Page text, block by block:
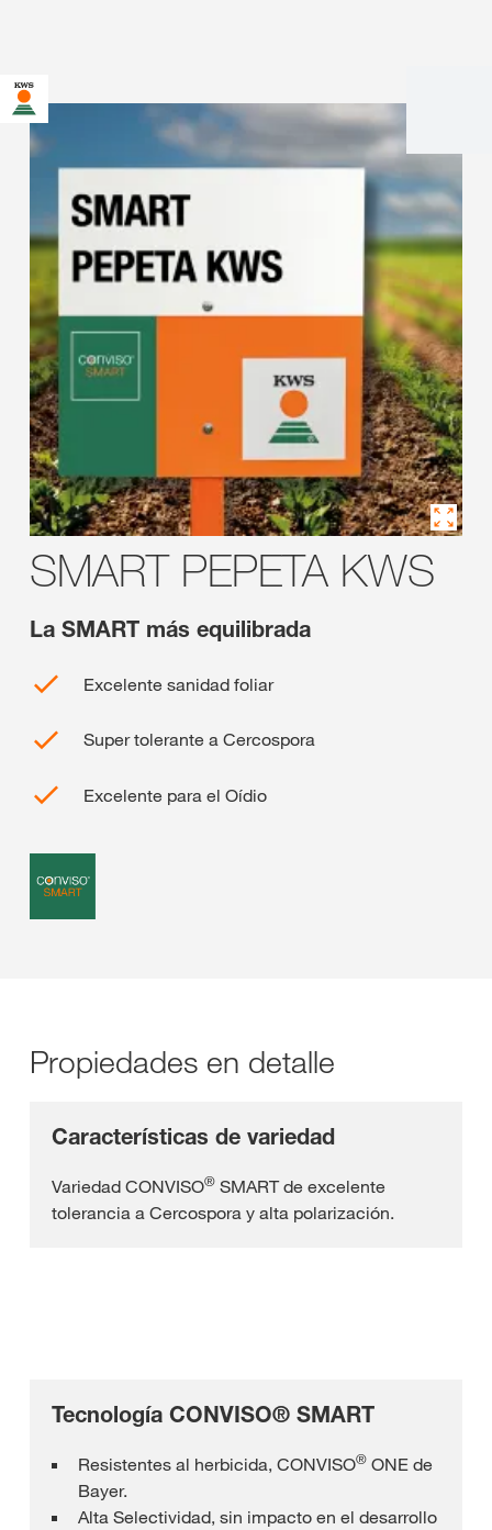
SMART PEPETA KWS
La SMART más equilibrada
Excelente sanidad foliar
Super tolerante a Cercospora
Excelente para el Oídio
Propiedades en detalle
Características de variedad
Variedad CONVISO® SMART de excelente
tolerancia a Cercospora y alta polarización.
Tecnología CONVISO® SMART
Resistentes al herbicida, CONVISO® ONE de
Bayer.
Alta Selectividad, sin impacto en el desarrollo